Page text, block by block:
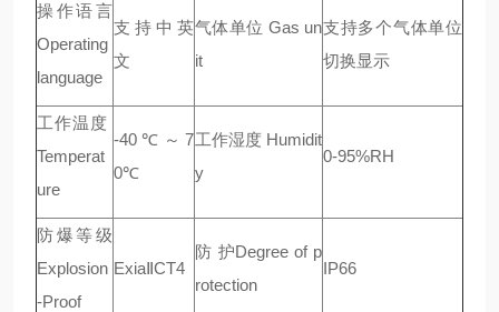
操作语言
Operating
language
支持中英
文
气体单位 Gas un
it
支持多个气体单位
切换显示
工作温度
Temperat
ure
-40℃～7
0℃
工作湿度 Humidit
y
0-95%RH
防爆等级
Explosion
-Proof
ExiaⅡCT4
防 护Degree of p
rotection
IP66